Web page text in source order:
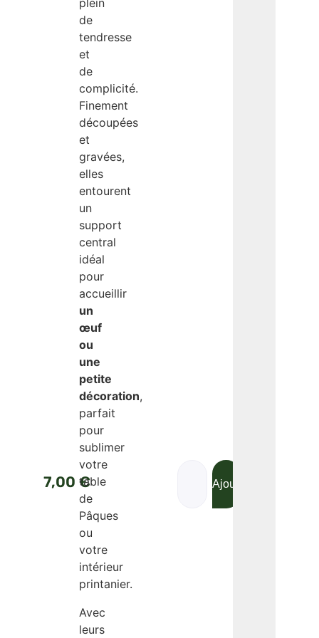
7,00 €
plein
de
tendresse
et
de
complicité.
Finement
découpées
et
gravées,
elles
entourent
un
support
central
idéal
pour
accueillir
un
œuf
ou
une
petite
décoration,
parfait
pour
sublimer
votre
table
de
Pâques
ou
votre
intérieur
printanier.
Avec
leurs
Ajouter au panier